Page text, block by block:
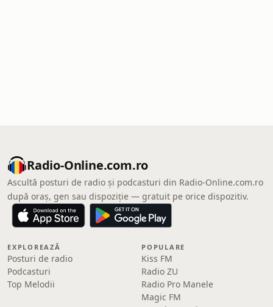
Radio-Online.com.ro
Ascultă posturi de radio și podcasturi din Radio-Online.com.ro
după oraș, gen sau dispoziție — gratuit pe orice dispozitiv.
EXPLOREAZĂ
Posturi de radio
Podcasturi
Top Melodii
POPULARE
Kiss FM
Radio ZU
Radio Pro Manele
Magic FM